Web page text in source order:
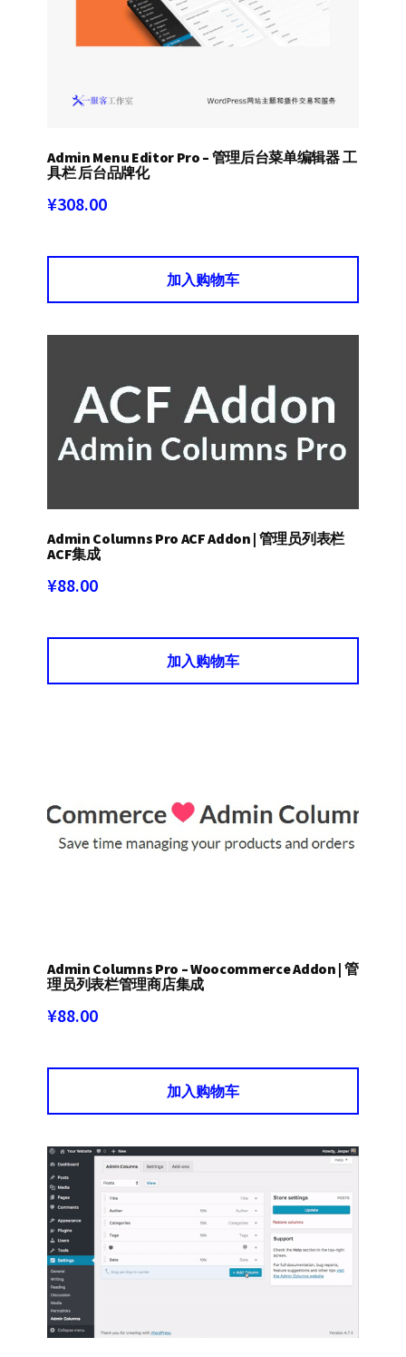
Admin Menu Editor Pro – 管理后台菜单编辑器 工
具栏 后台品牌化
¥308.00
加入购物车
Admin Columns Pro ACF Addon | 管理员列表栏
ACF集成
¥88.00
加入购物车
Admin Columns Pro – Woocommerce Addon | 管
理员列表栏管理商店集成
¥88.00
加入购物车